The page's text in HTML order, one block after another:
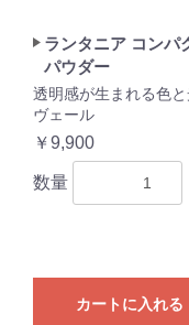
ランタニア コンパ
パウダー
透明感が生まれる色
ヴェール
￥9,900
数量
カートに入れる